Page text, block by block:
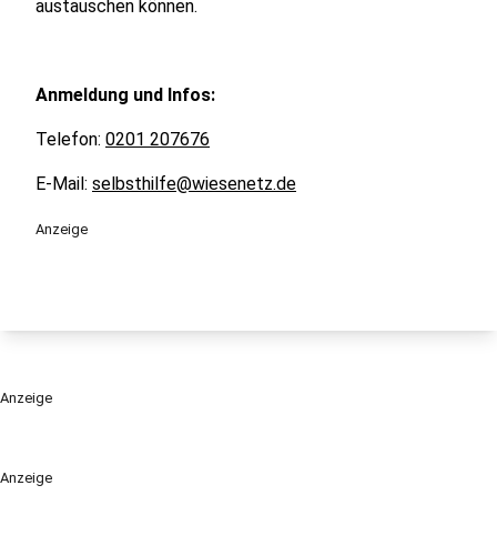
Anzeige
austauschen können.
Anmeldung und Infos:
Telefon: 0201 207676
E-Mail: selbsthilfe@wiesenetz.de
Anzeige
Anzeige